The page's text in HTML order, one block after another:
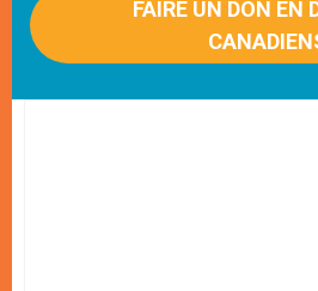
FAIRE UN DON EN